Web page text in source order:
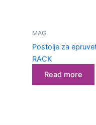
MAG
Postolje za
RACK
Read more